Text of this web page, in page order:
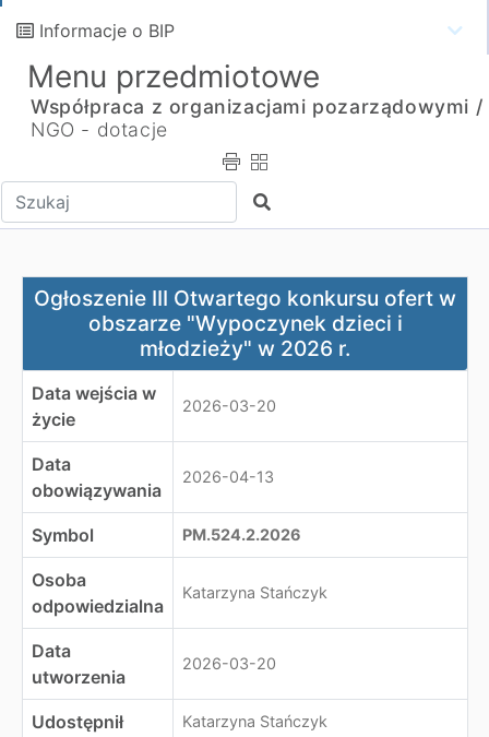
Informacje o BIP
Menu przedmiotowe
Współpraca z organizacjami pozarządowymi /
NGO - dotacje
Wpisz tekst do wyszukania Szukaj
Ogłoszenie III Otwartego konkursu ofert w obszarze
Ogłoszenie III Otwartego konkursu ofert w
obszarze "Wypoczynek dzieci i
młodzieży" w 2026 r.
Data wejścia w
życie
2026-03-20
Data
obowiązywania
2026-04-13
Symbol PM.524.2.2026
Osoba
odpowiedzialna
Katarzyna Stańczyk
Data
utworzenia
2026-03-20
Udostępnił Katarzyna Stańczyk